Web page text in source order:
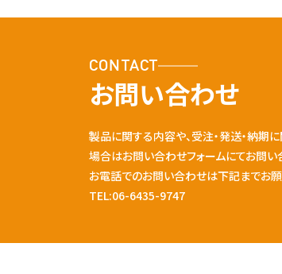
CONTACT
お問い合わせ
製品に関する内容や、受注・発送・納期
場合はお問い合わせフォームにてお問い
お電話でのお問い合わせは下記までお願
TEL:06-6435-9747